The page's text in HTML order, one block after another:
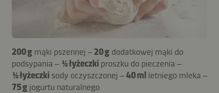
200 g mąki pszennej – 20 g dodatkowej mąki do
podsypania – ½ łyżeczki proszku do pieczenia –
½ łyżeczki sody oczyszczonej –40 ml letniego mleka –
75 g jogurtu naturalnego